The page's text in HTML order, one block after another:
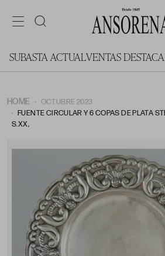
SUBASTA ACTUALVENTAS
HOME
OCTUBRE 2023
FUENTE CIRCULAR Y 6 COPAS DE PLATA
S.XX,